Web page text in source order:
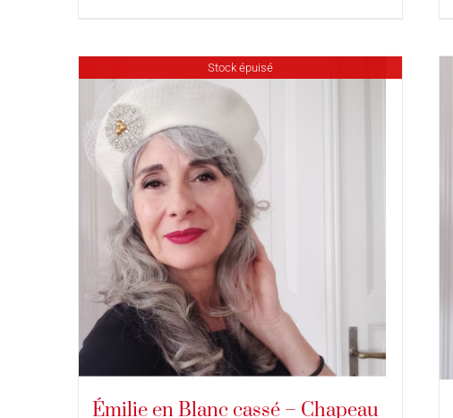
Stock épuisé
Émilie en Blanc cassé – Chapeau